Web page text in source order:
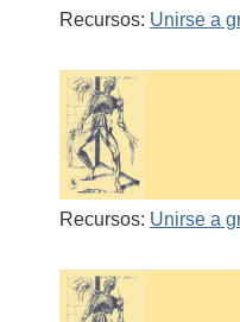
Recursos: Unirse a
Recursos: Unirse a